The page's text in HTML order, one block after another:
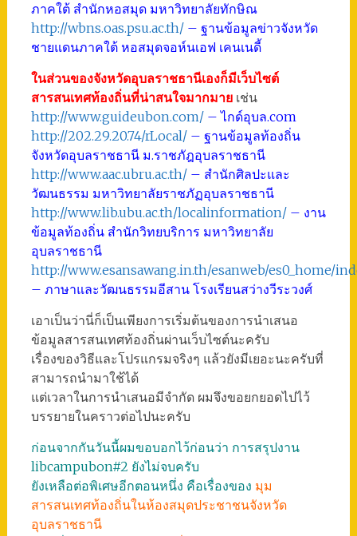
ภาคใต้ สำนักหอสมุด มหาวิทยาลัยทักษิณ
http://wbns.oas.psu.ac.th/– ฐานข้อมูลข่าวจังหวัด
ชายแดนภาคใต้ หอสมุดจอห์นเอฟ เคนเนดี้
ในส่วนของจังหวัดอุบลราชธานีเองก็มีเว็บไซต์
สารสนเทศท้องถิ่นที่น่าสนใจมากมายเช่น
http://www.guideubon.com/– ไกด์อุบล.com
http://202.29.20.74/rLocal/– ฐานข้อมูลท้องถิ่น
จังหวัดอุบลราชธานี ม.ราชภัฎอุบลราชธานี
http://www.aac.ubru.ac.th/– สำนักศิลปะและ
วัฒนธรรม มหาวิทยาลัยราชภัฏอุบลราชธานี
http://www.lib.ubu.ac.th/localinformation/– งาน
ข้อมูลท้องถิ่น สำนักวิทยบริการ มหาวิทยาลัย
อุบลราชธานี
http://www.esansawang.in.th/esanweb/es0_home/
– ภาษาและวัฒนธรรมอีสาน โรงเรียนสว่างวีระวงศ์
เอาเป็นว่านี่ก็เป็นเพียงการเริ่มต้นของการนำเสนอ
ข้อมูลสารสนเทศท้องถิ่นผ่านเว็บไซต์นะครับ
เรื่องของวิธีและโปรแกรมจริงๆ แล้วยังมีเยอะนะครับที่
สามารถนำมาใช้ได้
แต่เวลาในการนำเสนอมีจำกัด ผมจึงขอยกยอดไปไว้
บรรยายในคราวต่อไปนะครับ
ก่อนจากกันวันนี้ผมขอบอกไว้ก่อนว่า การสรุปงาน
libcampubon#2 ยังไม่จบครับ
ยังเหลือต่อพิเศษอีกตอนหนึ่ง คือเรื่องของ มุม
สารสนเทศท้องถิ่นในห้องสมุดประชาชนจังหวัด
อุบลราชธานี